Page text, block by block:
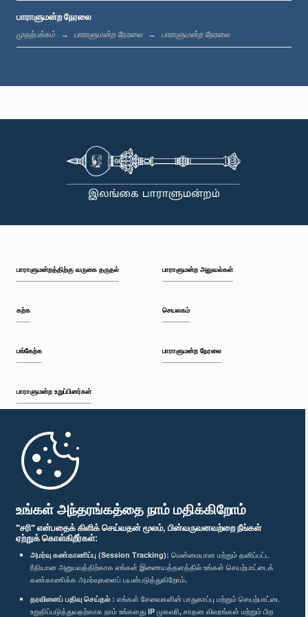
உங்கள் அந்தரங்கத்தை நாம் மதிக்கிறோம்
"சரி" என்பதைக் கிளிக் செய்வதன் மூலம், பின்வருவனவற்றை நீங்கள்
ஏற்றுக் கொள்கிறீர்கள்:
அமர்வு கண்காணிப்பு (Session Tracking): மென்மையான மற்றும் தனிப்பட்ட
ரீதியான அனுபவத்திற்காக எங்கள் இணையத்தளத்தில் உங்கள் செயற்பாட்டைக்
கண்காணிக்க அமர்வுகளைப் பயன்படுத்துகிறோம்.
தரவினைப் பதிவு செய்தல் : எங்கள் சேவைகளின் பாதுகாப்பு மற்றும் செயற்பாட்டை
உறுதிப்படுத்துவதற்காக நாம் உங்களது IP முகவரி, சாதன விவரங்கள் மற்றும் பிற
பி.ப. 12:05 - பி.ப. 12:13
பி.ப. 1:00 - பி.ப. 1:10
பி.ப. 1:10 - பி.ப. 1:19
பி.ப. 1:34 - பி.ப. 1:55
பி.ப. 2:06 - பி.ப. 2:16
பி.ப. 2:16 - பி.ப. 2:25
பி.ப. 2:25 - பி.ப. 2:35
பாராளுமன்ற நேரலை
முதற்பக்கம் பாராளுமன்ற நேரலை பாராளுமன்ற நேரலை
பாராளுமன்றத்திற்கு வருகை தருதல்
கற்க
பங்கேற்க
பாராளுமன்ற உறுப்பினர்கள்
முதற்பக்கம்
பாராளுமன்ற அலுவல்கள்
செயலகம்
பாராளுமன்ற நேரலை
பாராளுமன்ற கையடக்க செயலி
எம்மை பின்தொடர்க :
விருதுகள்